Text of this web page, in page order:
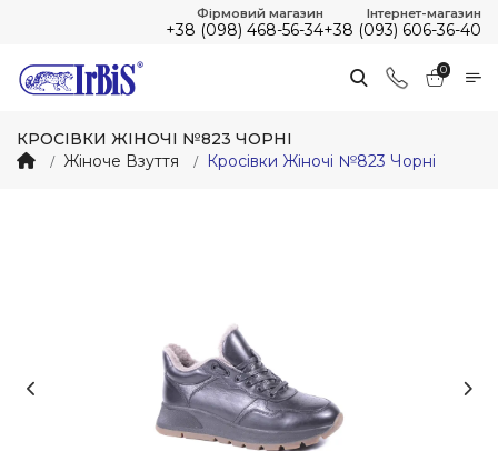
Фірмовий магазин
+38 (098) 468-56-34
Інтернет-магазин
+38 (093) 606-36-40
0
КРОСІВКИ ЖІНОЧІ №823 ЧОРНІ
Жіноче Взуття
Кросівки Жіночі №823 Чорні